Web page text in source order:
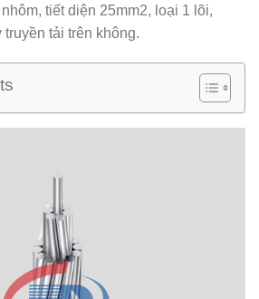
tiết diện 25mm2, loại 1 lõi,
tải trên không.